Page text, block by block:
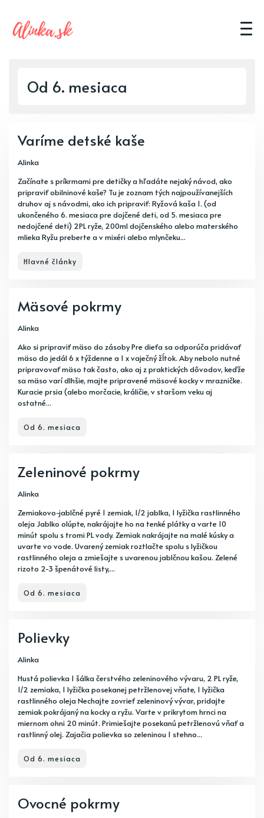
Od 6. mesiaca
Varíme detské kaše
Alinka
Začínate s príkrmami pre detičky a hľadáte nejaký návod, ako
pripraviť obilninové kaše? Tu je zoznam tých najpoužívanejších
druhov aj s návodmi, ako ich pripraviť: Ryžová kaša 1. (od
ukončeného 6. mesiaca pre dojčené deti, od 5. mesiaca pre
nedojčené deti) 2PL ryže, 200ml dojčenského alebo materského
mlieka Ryžu preberte a v mixéri alebo mlynčeku...
Hlavné články
Mäsové pokrmy
Alinka
Ako si pripraviť mäso do zásoby Pre dieťa sa odporúča pridávať
mäso do jedál 6 x týždenne a 1 x vaječný žĺtok. Aby nebolo nutné
pripravovať mäso tak často, ako aj z praktických dôvodov, keďže
sa mäso varí dlhšie, majte pripravené mäsové kocky v mrazničke.
Kuracie prsia (alebo morčacie, králičie, v staršom veku aj
ostatné...
Od 6. mesiaca
Zeleninové pokrmy
Alinka
Zemiakovo-jablčné pyré 1 zemiak, 1/2 jablka, 1 lyžička rastlinného
oleja Jablko olúpte, nakrájajte ho na tenké plátky a varte 10
minút spolu s tromi PL vody. Zemiak nakrájajte na malé kúsky a
uvarte vo vode. Uvarený zemiak roztlačte spolu s lyžičkou
rastlinného oleja a zmiešajte s uvarenou jablčnou kašou. Zelené
rizoto 2-3 špenátové listy,...
Od 6. mesiaca
Polievky
Alinka
Hustá polievka 1 šálka čerstvého zeleninového vývaru, 2 PL ryže,
1/2 zemiaka, 1 lyžička posekanej petržlenovej vňate, 1 lyžička
rastlinného oleja Nechajte zovrieť zeleninový vývar, pridajte
zemiak pokrájaný na kocky a ryžu. Varte v prikrytom hrnci na
miernom ohni 20 minút. Primiešajte posekanú petržlenovú vňať a
rastlinný olej. Zajačia polievka so zeleninou 1 stehno...
Od 6. mesiaca
Ovocné pokrmy